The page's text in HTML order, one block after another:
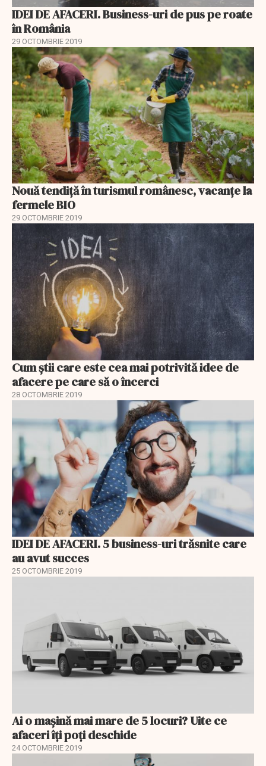
IDEI DE AFACERI. Business-uri de pus pe roate
în România
29 OCTOMBRIE 2019
Nouă tendiță în turismul românesc, vacanțe la
fermele BIO
29 OCTOMBRIE 2019
Cum știi care este cea mai potrivită idee de
afacere pe care să o încerci
28 OCTOMBRIE 2019
IDEI DE AFACERI. 5 business-uri trăsnite care
au avut succes
25 OCTOMBRIE 2019
Ai o mașină mai mare de 5 locuri? Uite ce
afaceri îți poți deschide
24 OCTOMBRIE 2019